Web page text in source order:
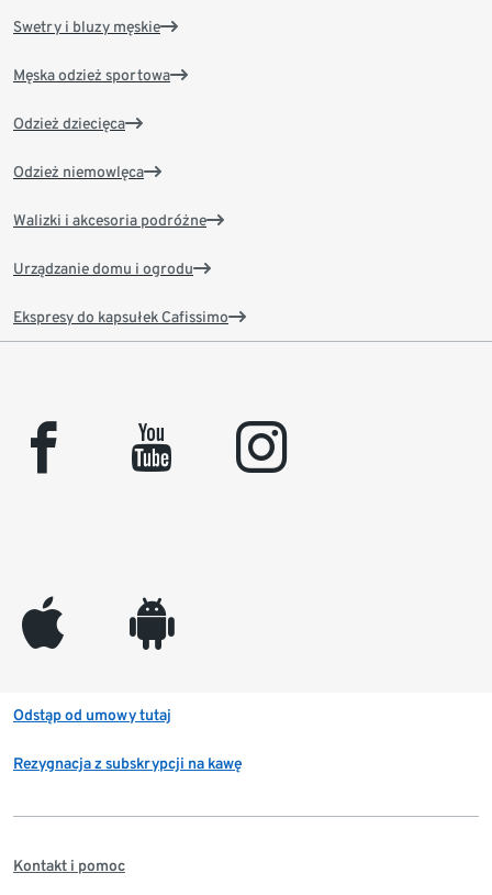
Swetry i bluzy męskie
Męska odzież sportowa
Odzież dziecięca
Odzież niemowlęca
Walizki i akcesoria podróżne
Urządzanie domu i ogrodu
Ekspresy do kapsułek Cafissimo
facebook youtube instagram
appleinc android
Odstąp od umowy tutaj
Rezygnacja z subskrypcji na kawę
Kontakt i pomoc